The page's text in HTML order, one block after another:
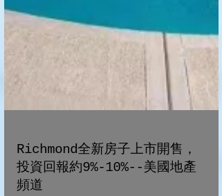
Richmond全新房子上市開售，